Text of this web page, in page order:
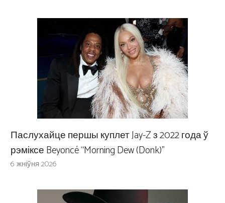
Паслухайце першы куплет Jay-Z з 2022 года ў
рэміксе Beyoncé “Morning Dew (Donk)”
6 жніўня 2026